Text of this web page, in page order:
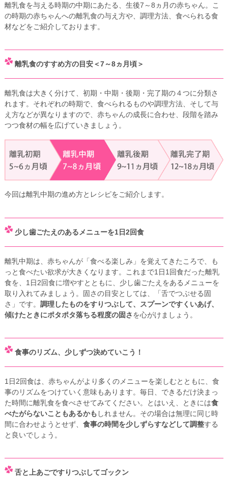
離乳食を与える時期の中期にあたる、生後7～8ヵ月の赤ちゃん。こ
の時期の赤ちゃんへの離乳食の与え方や、調理方法、食べられる食
材などをご紹介しております。
離乳食のすすめ方の目安＜7～8ヵ月頃＞
離乳食は大きく分けて、初期・中期・後期・完了期の４つに分類さ
れます。それぞれの時期で、食べられるものや調理方法、そして与
え方などが異なりますので、赤ちゃんの成長に合わせ、段階を踏み
つつ食材の幅を広げていきましょう。
今回は離乳中期の進め方とレシピをご紹介します。
少し歯ごたえのあるメニューを1日2回食
離乳中期は、赤ちゃんが「食べる楽しみ」を覚えてきたころで、も
っと食べたい欲求が大きくなります。これまで1日1回食だった離乳
食を、1日2回食に増やすとともに、少し歯ごたえをあるメニューを
取り入れてみましょう。固さの目安としては、「舌でつぶせる固
さ」です。 調理したものをすりつぶして、スプーンですくいあげ、
傾けたときにポタポタ落ちる程度の固さを心がけましょう。
食事のリズム、少しずつ決めていこう！
1日2回食は、赤ちゃんがより多くのメニューを楽しむとともに、食
事のリズムをつけていく意味もあります。毎日、できるだけ決まっ
た時間に離乳食を食べさせてみてください。とはいえ、ときには食
べたがらないこともあるかも しれません。その場合は無理に同じ時
間に合わせようとせず、 食事の時間を少しずらすなどして調整する
と良いでしょう。
舌と上あごですりつぶしてゴックン